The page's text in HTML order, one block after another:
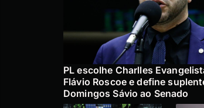
PL escolhe Charlles
Flávio Roscoe e define
Domingos Sávio ao Senado